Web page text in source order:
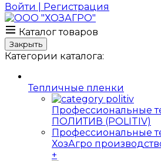
Войти | Регистрация
Каталог товаров
Закрыть
Категории каталога:
Тепличные пленки
Профессиональные
ПОЛИТИВ (POLITIV)
Профессиональные
ХозАгро
+